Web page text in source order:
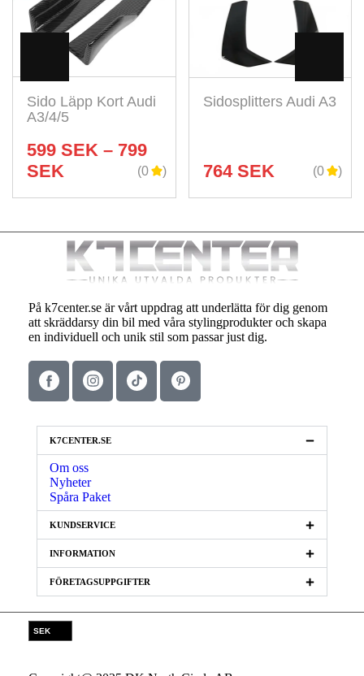
Sido Läpp Kort Audi
A3/4/5
599 SEK – 799
SEK
(0
Visa
Sidosplitters Audi A3
764SEK (0
På k7center.se är vårt uppdrag att underlätta för dig genom
att skräddarsy din bil med våra stylingprodukter och skapa
en individuell och unik stil som passar just dig.
K7CENTER.SE
Om oss
Nyheter
Spåra Paket
KUNDSERVICE
INFORMATION
FÖRETAGSUPPGIFTER
SEK